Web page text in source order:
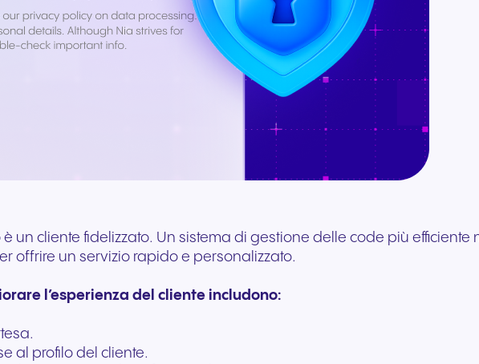
un cliente fidelizzato. Un sistema di gestione delle code più efficiente
offrire un servizio rapido e personalizzato.
l’esperienza del cliente includono:
al profilo del cliente.